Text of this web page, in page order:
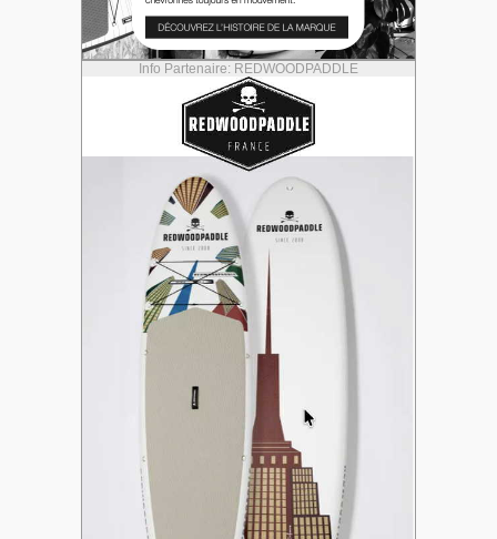
Info Partenaire: REDWOODPADDLE